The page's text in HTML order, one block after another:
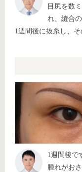
目尻を数
れ、縫合
1週間後に抜糸し、
1週間後で
腫れがお